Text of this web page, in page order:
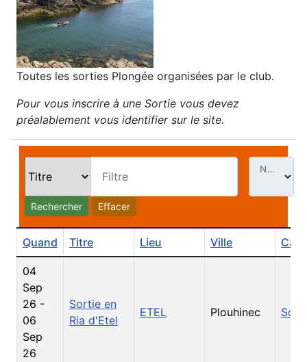
Toutes les sorties Plongée organisées par le club.
Pour vous inscrire à une Sortie vous devez
préalablement vous identifier sur le site.
Filtre
Rechercher Effacer
Nb. Évt par page
Quand Titre Lieu Ville
04
Sep
26 -
06
Sep
26
Sortie en
Ria d'Etel
ETEL Plouhinec